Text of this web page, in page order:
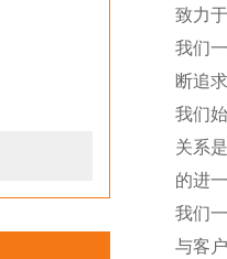
致力
我们
断追
我们
关系
的进
我们
与客